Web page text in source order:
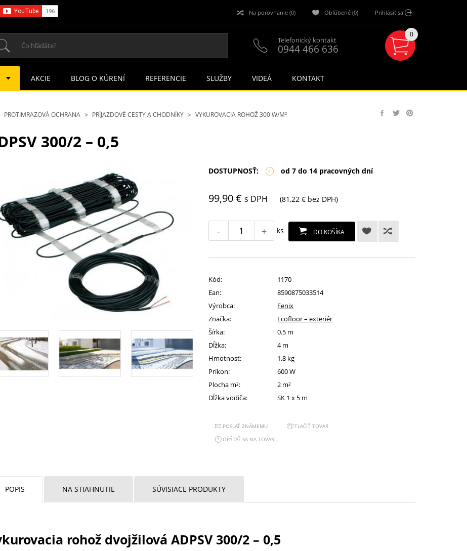
PROTIMRAZOVÁ OCHRANA PRÍJAZDOVÉ CESTY A CHODNÍKY VYKUROVACIA ROHOŽ 300 W/M²
300/2 – 0,5
DOSTUPNOSŤ: od 7 do 14 pracovných dní
99,90 €s DPH (81,22 € bez DPH)
- + ks DO KOŠÍKA
Kód:
1170
Ean:
8590875033514
Výrobca:
Fenix
Značka:
Ecofloor – exteriér
Šírka:
0.5 m
Dĺžka:
4 m
Hmotnosť:
1.8 kg
Príkon:
600 W
Plocha m²:
2 m²
Dĺžka vodiča:
SK 1 x 5 m
POSLAŤ ZNÁMEMU
TLAČIŤ TOVAR
OPÝTAŤ SA NA TOVAR
POPIS NA STIAHNUTIE SÚVISIACE PRODUKTY
rohož dvojžilová ADPSV 300/2 – 0,5
Na porovnanie (0) Obľúbené (0) Prihlásiť sa
Telefonický kontakt
0944 466 636
0
AKCIE BLOG O KÚRENÍ REFERENCIE SLUŽBY VIDEÁ KONTAKT